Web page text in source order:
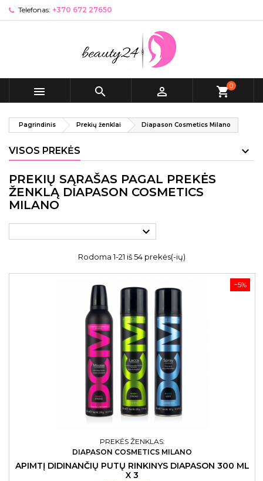
Telefonas: +370 672 27650
   shopping_cart0
Pagrindinis Prekių ženklai Diapason Cosmetics Milano
VISOS PREKĖS
PREKIŲ SĄRAŠAS PAGAL PREKĖS
ŽENKLĄ DIAPASON COSMETICS
MILANO

Rodoma 1-21 iš 54 prekės(-ių)
−5%
PREKĖS ŽENKLAS:
DIAPASON COSMETICS MILANO
APIMTĮ DIDINANČIŲ PUTŲ RINKINYS DIAPASON 300 ML
X 3